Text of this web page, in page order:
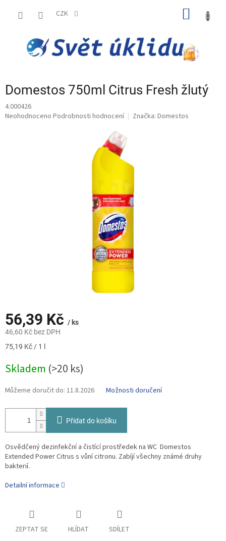
CZK
Domestos 750ml Citrus Fresh žlutý
4.000426
Průměrné
Neohodnoceno Podrobnosti hodnocení Značka: Domestos
56,39 Kč / ks
46,60 Kč bez DPH
Měrná
75,19 Kč / 1 l
Skladem (>20 ks)
Můžeme doručit do: 11.8.2026 Možnosti doručení
Přidat do košíku
Osvědčený dezinfekční a čistící prostředek na WC Domestos
Extended Power Citrus s vůní citronu. Zabíjí všechny známé druhy
bakterií.
Detailní informace
ZEPTAT SE HLÍDAT SDÍLET